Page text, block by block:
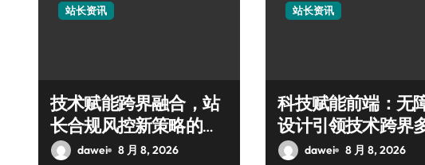
站长资讯
技术赋能跨界融合，站
长合规风控新策略的科
技破局之道
dawei 8 月 8, 2026
站长资讯
科技赋能前端：无
设计引领技术跨界
融合新潮
dawei 8 月 8, 2026